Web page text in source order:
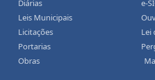
Diárias
Leis Municipais
Licitações
Portarias
Obras
e-
Lei